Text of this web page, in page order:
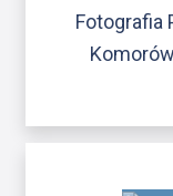
Fotografia